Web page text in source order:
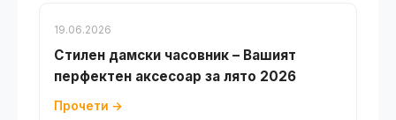
19.06.2026
Стилен дамски часовник – Вашият
перфектен аксесоар за лято 2026
Прочети →